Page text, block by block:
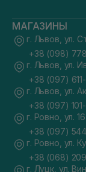
МАГАЗИНЫ
г. Львов, ул.
+38 (098)
г. Львов, ул.
+38 (097)
г. Львов, ул.
+38 (097)
г. Ровно, ул.
+38 (097)
г. Ровно, ул.
+38 (068)
г. Луцк, ул.